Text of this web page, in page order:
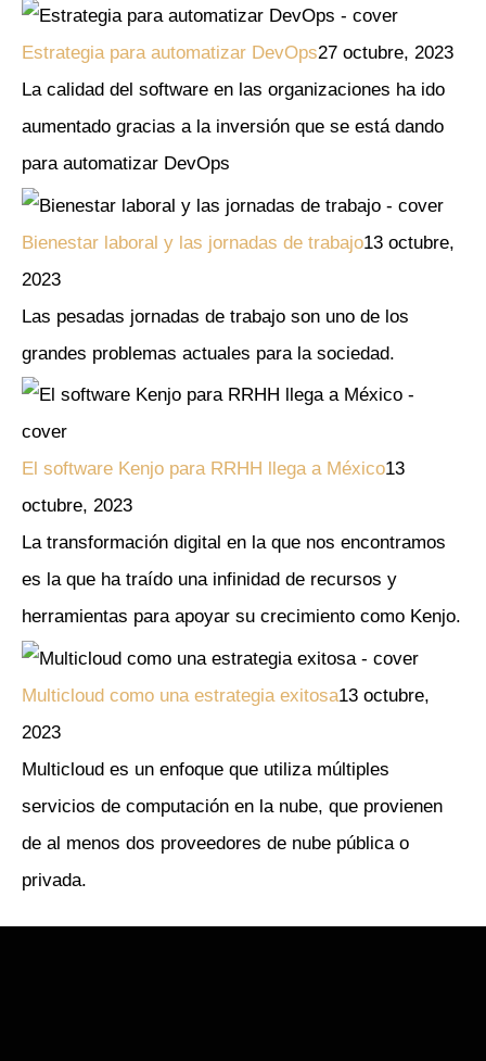
Estrategia para automatizar DevOps27 octubre, 2023
La calidad del software en las organizaciones ha ido
aumentado gracias a la inversión que se está dando
para automatizar DevOps
Bienestar laboral y las jornadas de trabajo13 octubre,
2023
Las pesadas jornadas de trabajo son uno de los
grandes problemas actuales para la sociedad.
El software Kenjo para RRHH llega a México13
octubre, 2023
La transformación digital en la que nos encontramos
es la que ha traído una infinidad de recursos y
herramientas para apoyar su crecimiento como Kenjo.
Multicloud como una estrategia exitosa13 octubre,
2023
Multicloud es un enfoque que utiliza múltiples
servicios de computación en la nube, que provienen
de al menos dos proveedores de nube pública o
privada.